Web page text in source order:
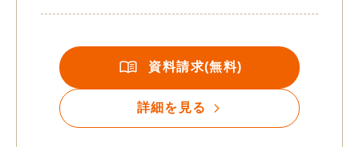
資料請求(無料)
詳細を見る